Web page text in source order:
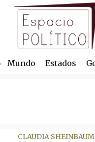
Mundo Estados
CLAUDIA SHEINBAUM